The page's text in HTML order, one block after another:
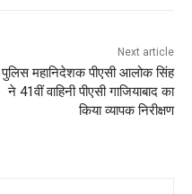
Next article
पुलिस महानिदेशक पीएसी आलोक सिंह
ने 41वीं वाहिनी पीएसी गाजियाबाद का
किया व्यापक निरीक्षण